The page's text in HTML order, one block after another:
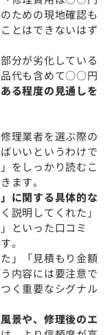
ための現地確認も
とはできないはず
分が劣化している
品代も含めて○○円
ある程度の見通しを
理業者を選ぶ際の
いいというわけで
をしっかり読むこ
ます。
に関する具体的な
説明してくれた」
といった口コミ
。
」「見積もり金額
内容には要注意で
く重要なシグナル
景や、修理後のエ